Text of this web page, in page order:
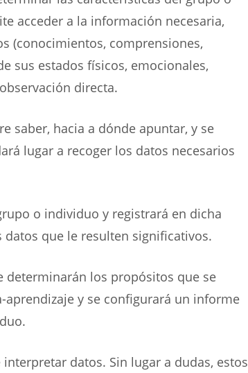
acceder a la información necesaria,
(conocimientos, comprensiones,
sus estados físicos, emocionales,
directa.
saber, hacia a dónde apuntar, y se
lugar a recoger los datos necesarios
o individuo y registrará en dicha
que le resulten significativos.
determinarán los propósitos que se
y se configurará un informe
datos. Sin lugar a dudas, estos